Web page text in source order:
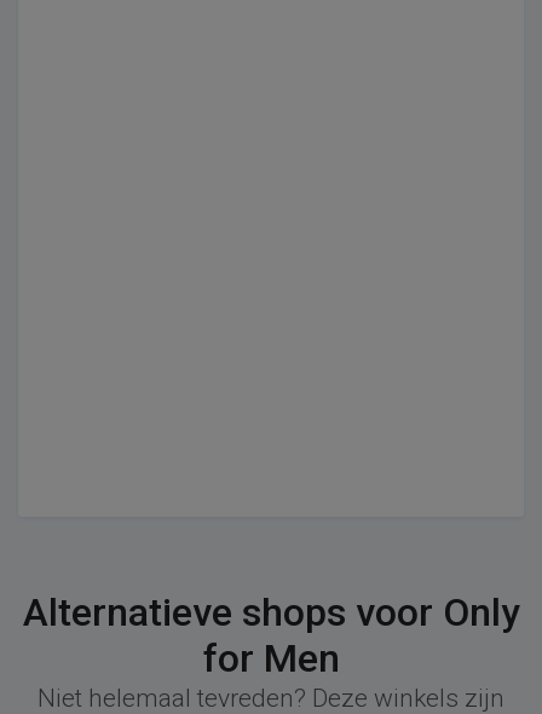
Alternatieve shops voor Only
for Men
Niet helemaal tevreden? Deze winkels zijn